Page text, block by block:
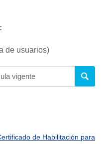
de usuarios)
de Habilitación para